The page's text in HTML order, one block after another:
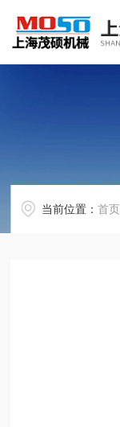
当前位置：首页